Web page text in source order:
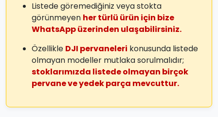
Listede göremediğiniz veya stokta
görünmeyen her türlü ürün için bize
WhatsApp üzerinden ulaşabilirsiniz.
Özellikle DJI pervaneleri konusunda listede
olmayan modeller mutlaka sorulmalıdır;
stoklarımızda listede olmayan birçok
pervane ve yedek parça mevcuttur.